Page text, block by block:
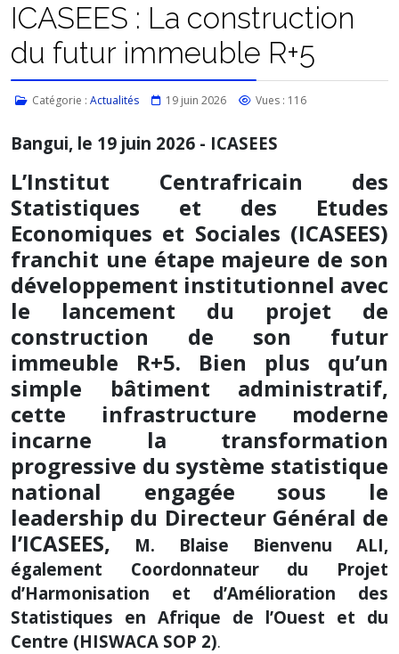
ICASEES : La construction
du futur immeuble R+5
Catégorie : Actualités 19 juin 2026 Vues : 116
Bangui, le 19 juin 2026 - ICASEES
L’Institut Centrafricain des
Statistiques et des Etudes
Economiques et Sociales (ICASEES)
franchit une étape majeure de son
développement institutionnel avec
le lancement du projet de
construction de son futur
immeuble R+5. Bien plus qu’un
simple bâtiment administratif,
cette infrastructure moderne
incarne la transformation
progressive du système statistique
national engagée sous le
leadership du Directeur Général de
l’ICASEES, M. Blaise Bienvenu ALI,
également Coordonnateur du Projet
d’Harmonisation et d’Amélioration des
Statistiques en Afrique de l’Ouest et du
Centre (HISWACA SOP 2).